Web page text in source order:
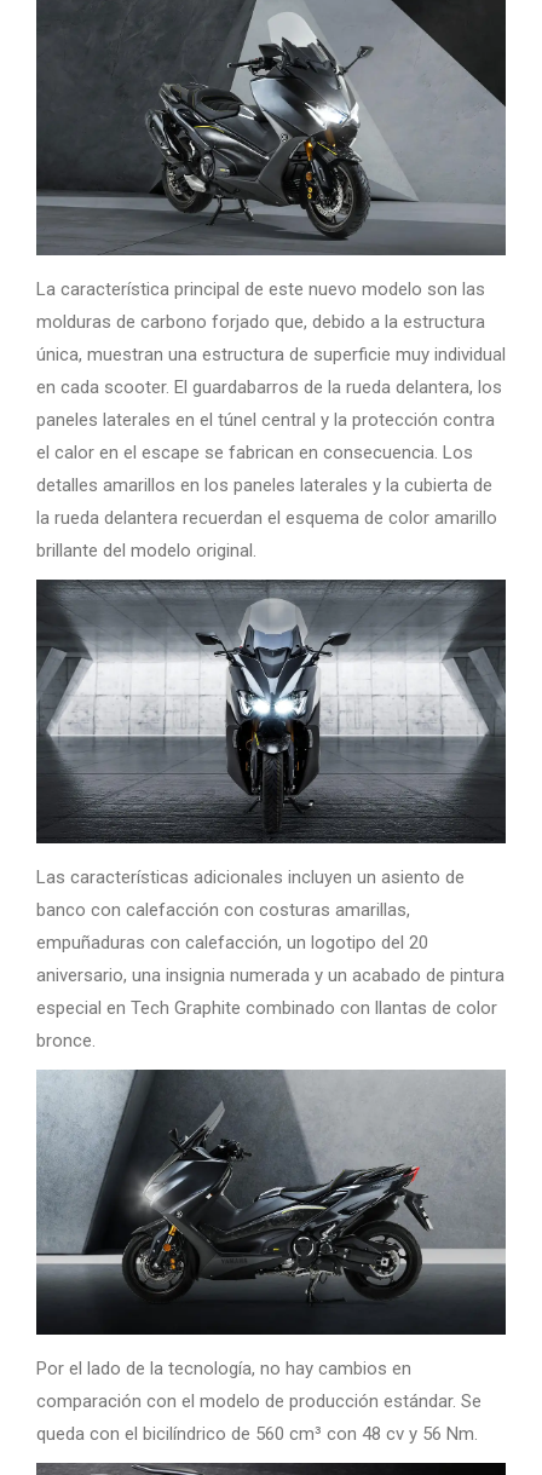
La característica principal de este nuevo modelo son las
molduras de carbono forjado que, debido a la estructura
única, muestran una estructura de superficie muy individual
en cada scooter. El guardabarros de la rueda delantera, los
paneles laterales en el túnel central y la protección contra
el calor en el escape se fabrican en consecuencia. Los
detalles amarillos en los paneles laterales y la cubierta de
la rueda delantera recuerdan el esquema de color amarillo
brillante del modelo original.
Las características adicionales incluyen un asiento de
banco con calefacción con costuras amarillas,
empuñaduras con calefacción, un logotipo del 20
aniversario, una insignia numerada y un acabado de pintura
especial en Tech Graphite combinado con llantas de color
bronce.
Por el lado de la tecnología, no hay cambios en
comparación con el modelo de producción estándar. Se
queda con el bicilíndrico de 560 cm³ con 48 cv y ​​56 Nm.